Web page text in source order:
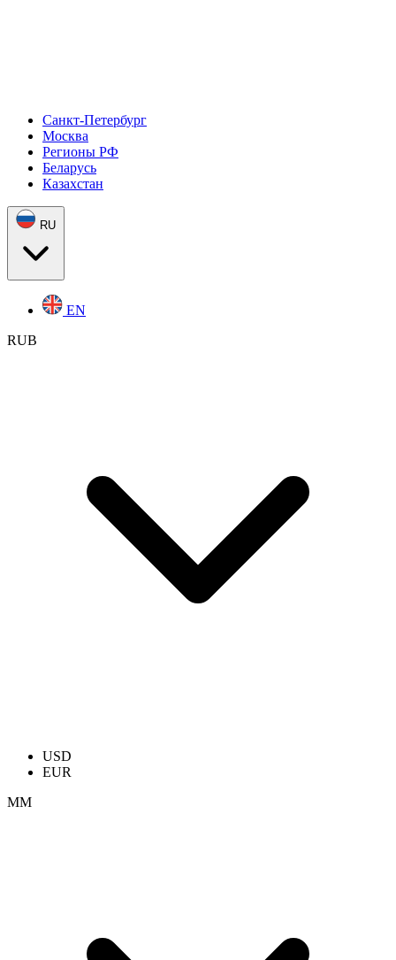
Санкт-Петербург
Москва
Регионы РФ
Беларусь
Казахстан
RU
EN
RUB
USD
EUR
ММ